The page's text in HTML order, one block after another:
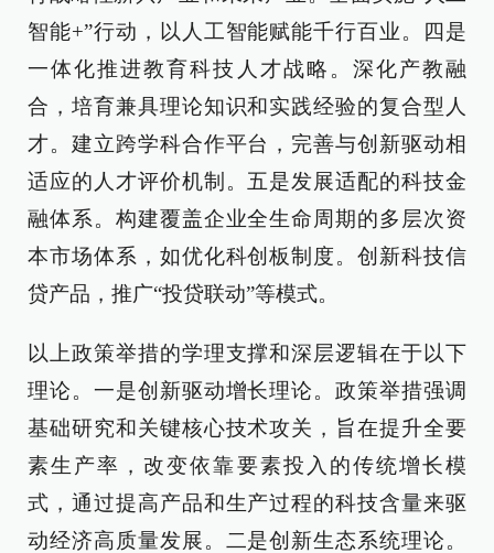
智能+”行动，以人工智能赋能千行百业。四是
一体化推进教育科技人才战略。深化产教融
合，培育兼具理论知识和实践经验的复合型人
才。建立跨学科合作平台，完善与创新驱动相
适应的人才评价机制。五是发展适配的科技金
融体系。构建覆盖企业全生命周期的多层次资
本市场体系，如优化科创板制度。创新科技信
贷产品，推广“投贷联动”等模式。
以上政策举措的学理支撑和深层逻辑在于以下
理论。一是创新驱动增长理论。政策举措强调
基础研究和关键核心技术攻关，旨在提升全要
素生产率，改变依靠要素投入的传统增长模
式，通过提高产品和生产过程的科技含量来驱
动经济高质量发展。二是创新生态系统理论。